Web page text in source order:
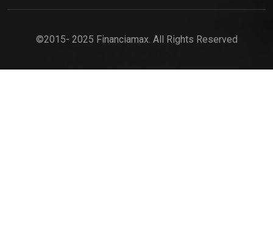
©2015- 2025 Financiamax. All Rights Reserved